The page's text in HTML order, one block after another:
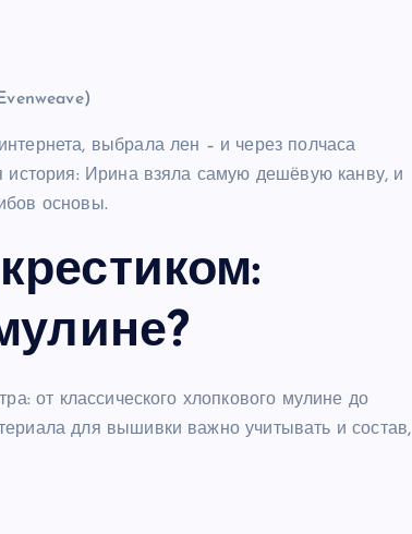
выбрала лен – и через полчаса
история: Ирина взяла самую дешёвую канву, и
основы.
от классического хлопкового мулине до
для вышивки важно учитывать и состав,